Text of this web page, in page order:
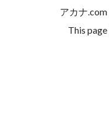
アカナ.com
This